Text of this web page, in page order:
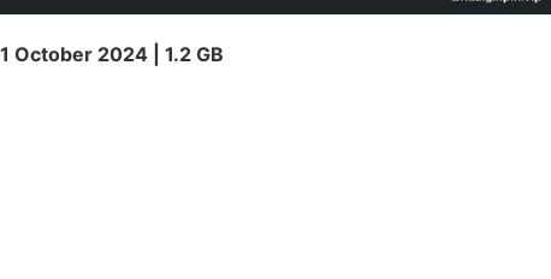
October 2024 | 1.2 GB